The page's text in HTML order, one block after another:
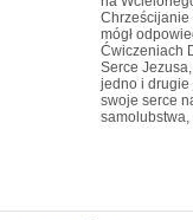
Chrześcijanie
mógł
Ćwiczeniach
Serce
jedno i drugie
swoje serce
samolubstwa,